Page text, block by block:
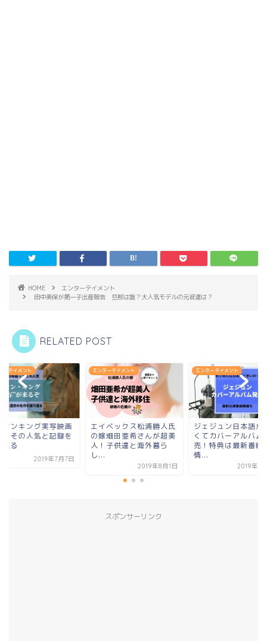
HOME
エンターテイメント
田中美保が第一子出産報告 旦那は誰？大人気モデルの元彼達は？
RELATED POST
ーテイメント
オンキング実写映画
にその人気と記録を
返る
2019年7月7日
エンターテイメント
エイベックス松浦勝人氏
の嫁畑田亜希さんが超美
人！子供達と海外暮ら
し...
2019年8月1日
エンターテイメント
ジェジュン日本語が
くてカバーアルバム
売！特典は最新番組
情...
2019年8
スポンサーリンク